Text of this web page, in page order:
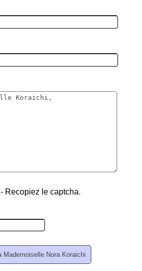
- Recopiez le captcha.